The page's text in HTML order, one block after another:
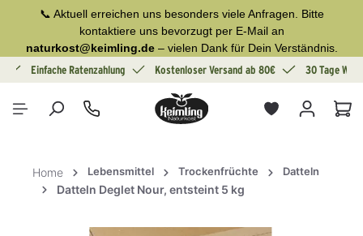
springen
📞 Aktuell erreichen uns besonders viele Anfragen. Bitte
kontaktiere uns bevorzugt per E-Mail an
naturkost@keimling.de– vielen Dank für Dein Verständnis.
Einfache Ratenzahlung Kostenloser Versand ab 80€ 30 Tage
Home Lebensmittel Trockenfrüchte Datteln
Datteln Deglet Nour, entsteint 5 kg